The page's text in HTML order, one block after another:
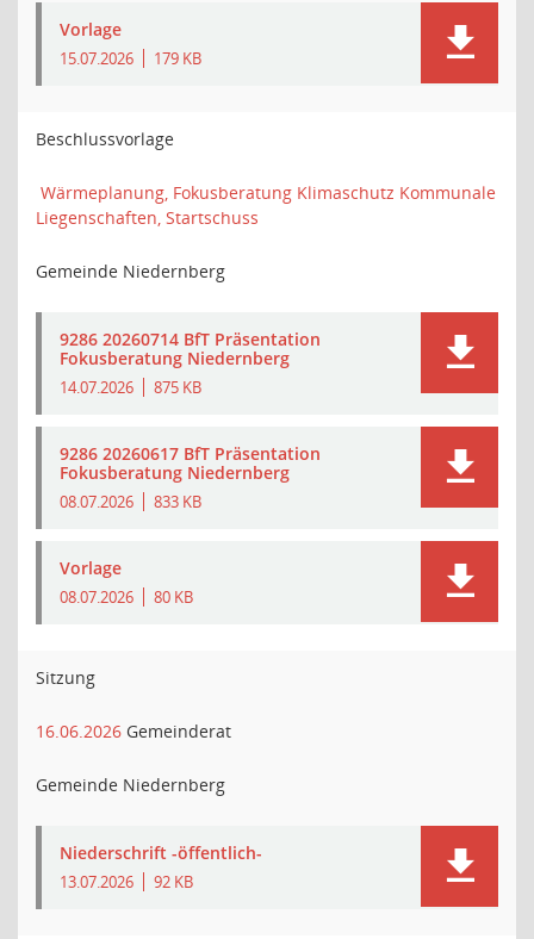
Vorlage
15.07.2026 179 KB
Beschlussvorlage
Wärmeplanung, Fokusberatung Klimaschutz Kommunale
Liegenschaften, Startschuss
Gemeinde Niedernberg
9286 20260714 BfT Präsentation
Fokusberatung Niedernberg
14.07.2026 875 KB
9286 20260617 BfT Präsentation
Fokusberatung Niedernberg
08.07.2026 833 KB
Vorlage
08.07.2026 80 KB
Sitzung
16.06.2026 Gemeinderat
Gemeinde Niedernberg
Niederschrift -öffentlich-
13.07.2026 92 KB